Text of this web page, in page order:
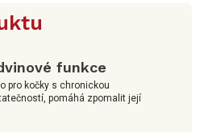
funkce
pro kočky s chronickou
pomáhá zpomalit její